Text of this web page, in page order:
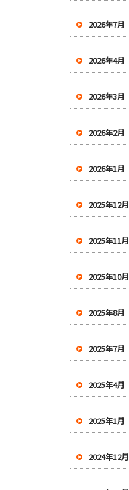
2026年7月
2026年4月
2026年3月
2026年2月
2026年1月
2025年12月
2025年11月
2025年10月
2025年8月
2025年7月
2025年4月
2025年1月
2024年12月